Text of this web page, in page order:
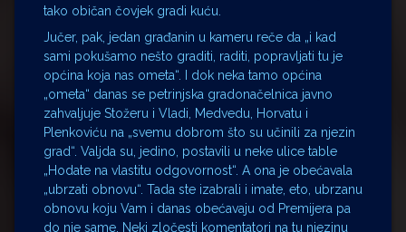
tako običan čovjek gradi kuću.
Jučer, pak, jedan građanin u kameru reče da „i kad
sami pokušamo nešto graditi, raditi, popravljati tu je
općina koja nas ometa“. I dok neka tamo općina
„ometa“ danas se petrinjska gradonačelnica javno
zahvaljuje Stožeru i Vladi, Medvedu, Horvatu i
Plenkoviću na „svemu dobrom što su učinili za njezin
grad“. Valjda su, jedino, postavili u neke ulice table
„Hodate na vlastitu odgovornost“. A ona je obećavala
„ubrzati obnovu“. Tada ste izabrali i imate, eto, ubrzanu
obnovu koju Vam i danas obećavaju od Premijera pa
do nje same. Neki zločesti komentatori na tu njezinu